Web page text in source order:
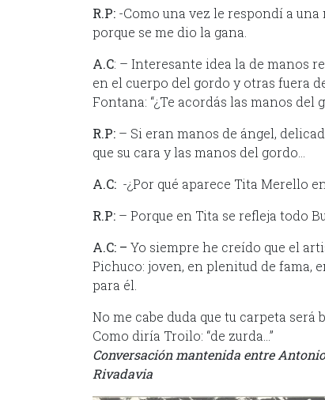
R.P: -Como una vez le respondí a
porque se me dio la gana.
A.C: – Interesante idea la de manos
en el cuerpo del gordo y otras fuera
Fontana: “¿Te acordás las manos del
R.P: – Si eran manos de ángel,
que su cara y las manos del gordo…
A.C: -¿Por qué aparece Tita Merello
R.P: – Porque en Tita se refleja todo
A.C: – Yo siempre he creído que el
Pichuco: joven, en plenitud de fama,
para él.
No me cabe duda que tu carpeta
Como diría Troilo: “de zurda…”
Conversación mantenida entre
Rivadavia